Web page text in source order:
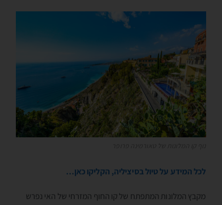
לכל המידע על טיול בסיציליה, הקליקו כאן…
מקבץ המלונות המתפתח של קו החוף המזרחי של האי נפרש